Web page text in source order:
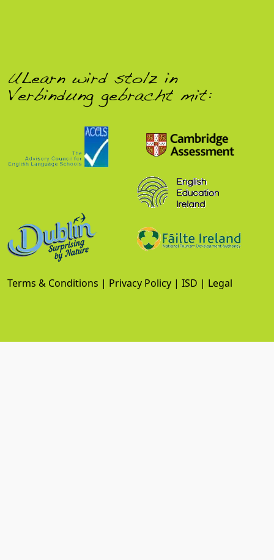
ULearn wird stolz in
Verbindung gebracht mit:
Terms & Conditions | Privacy Policy | ISD | Legal